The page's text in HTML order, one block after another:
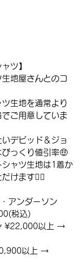
ツ】
地屋さんとのコ
生地を通常より
ご用意していま
デビッド＆ジョ
っくり値引率🤑
ャツ生地は1着か
けます🙆‍♂️
アンダーソン
税込)
¥22,000以上 →
以上 →